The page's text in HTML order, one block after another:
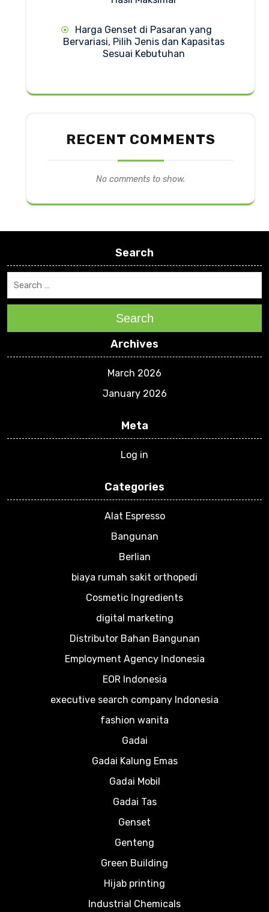
Harga Genset di Pasaran yang
Bervariasi, Pilih Jenis dan Kapasitas
Sesuai Kebutuhan
RECENT COMMENTS
No comments to show.
Search
Search
Archives
March 2026
January 2026
Meta
Log in
Categories
Alat Espresso
Bangunan
Berlian
biaya rumah sakit orthopedi
Cosmetic Ingredients
digital marketing
Distributor Bahan Bangunan
Employment Agency Indonesia
EOR Indonesia
executive search company Indonesia
fashion wanita
Gadai
Gadai Kalung Emas
Gadai Mobil
Gadai Tas
Genset
Genteng
Green Building
Hijab printing
Industrial Chemicals